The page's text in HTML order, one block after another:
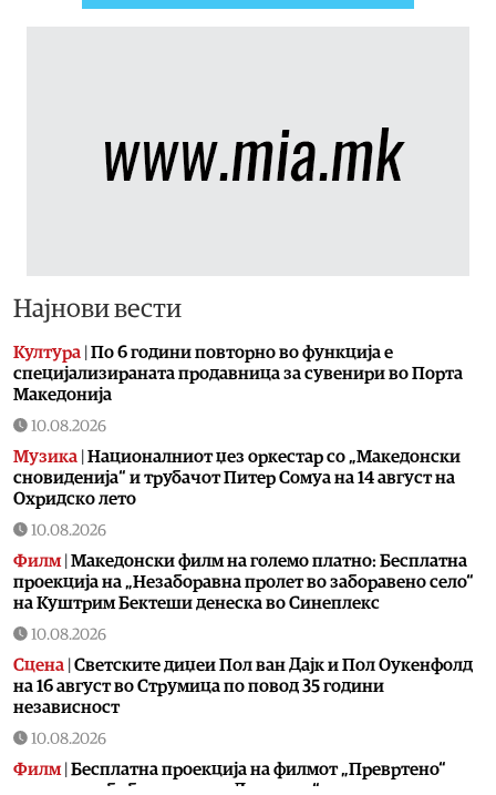
Најнови вести
Култура По 6 години повторно во функција е
специјализираната продавница за сувенири во Порта
Македонија
10.08.2026
Музика Националниот џез оркестар со „Македонски
сновиденија“ и трубачот Питер Сомуа на 14 август на
Охридско лето
10.08.2026
Филм Македонски филм на големо платно: Бесплатна
проекција на „Незаборавна пролет во заборавено село“
на Куштрим Бектеши денеска во Синеплекс
10.08.2026
Сцена Светските диџеи Пол ван Дајк и Пол Оукенфолд
на 16 август во Струмица по повод 35 години
независност
10.08.2026
Филм Бесплатна проекција на филмот „Превртено“
денеска во библиотеката „Другарче“